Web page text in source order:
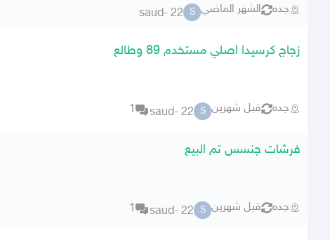
جده الشهر الماضي S
saud- 22
زجاج كرسيدا اصلي مستخدم 89 وطالع
جده قبل شهرين S
saud- 22
1
فرشات جنسس تم البيع
جده قبل شهرين S
saud- 22
1